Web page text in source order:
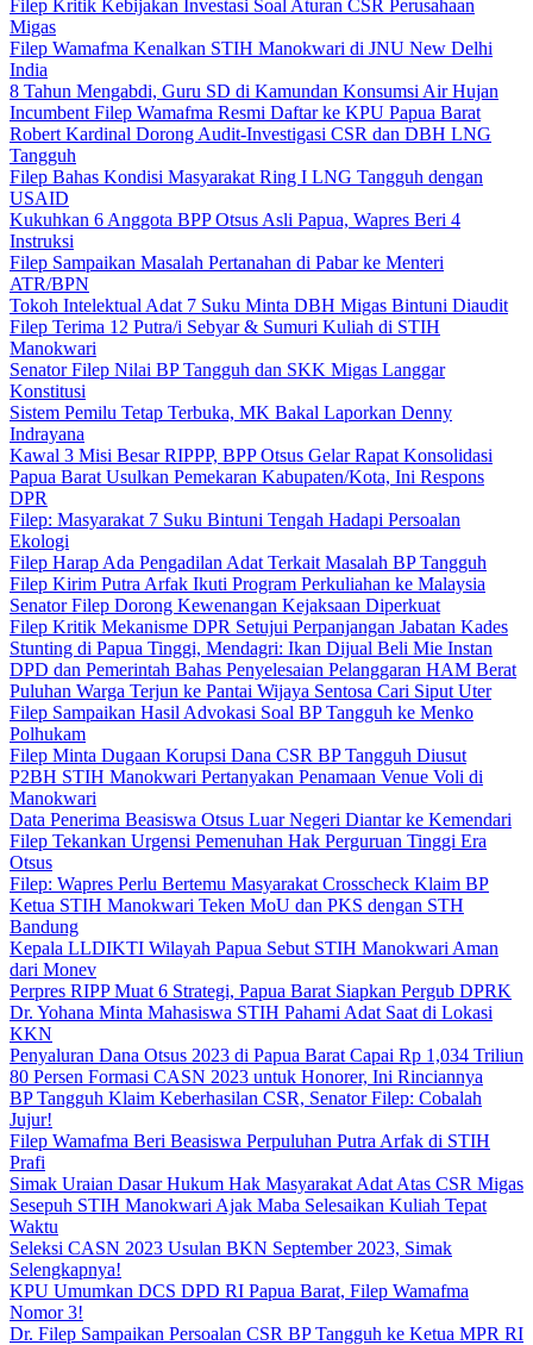
Filep Kritik Kebijakan Investasi Soal Aturan CSR Perusahaan
Migas
Filep Wamafma Kenalkan STIH Manokwari di JNU New Delhi
India
8 Tahun Mengabdi, Guru SD di Kamundan Konsumsi Air Hujan
Incumbent Filep Wamafma Resmi Daftar ke KPU Papua Barat
Robert Kardinal Dorong Audit-Investigasi CSR dan DBH LNG
Tangguh
Filep Bahas Kondisi Masyarakat Ring I LNG Tangguh dengan
USAID
Kukuhkan 6 Anggota BPP Otsus Asli Papua, Wapres Beri 4
Instruksi
Filep Sampaikan Masalah Pertanahan di Pabar ke Menteri
ATR/BPN
Tokoh Intelektual Adat 7 Suku Minta DBH Migas Bintuni Diaudit
Filep Terima 12 Putra/i Sebyar & Sumuri Kuliah di STIH
Manokwari
Senator Filep Nilai BP Tangguh dan SKK Migas Langgar
Konstitusi
Sistem Pemilu Tetap Terbuka, MK Bakal Laporkan Denny
Indrayana
Kawal 3 Misi Besar RIPPP, BPP Otsus Gelar Rapat Konsolidasi
Papua Barat Usulkan Pemekaran Kabupaten/Kota, Ini Respons
DPR
Filep: Masyarakat 7 Suku Bintuni Tengah Hadapi Persoalan
Ekologi
Filep Harap Ada Pengadilan Adat Terkait Masalah BP Tangguh
Filep Kirim Putra Arfak Ikuti Program Perkuliahan ke Malaysia
Senator Filep Dorong Kewenangan Kejaksaan Diperkuat
Filep Kritik Mekanisme DPR Setujui Perpanjangan Jabatan Kades
Stunting di Papua Tinggi, Mendagri: Ikan Dijual Beli Mie Instan
DPD dan Pemerintah Bahas Penyelesaian Pelanggaran HAM Berat
Puluhan Warga Terjun ke Pantai Wijaya Sentosa Cari Siput Uter
Filep Sampaikan Hasil Advokasi Soal BP Tangguh ke Menko
Polhukam
Filep Minta Dugaan Korupsi Dana CSR BP Tangguh Diusut
P2BH STIH Manokwari Pertanyakan Penamaan Venue Voli di
Manokwari
Data Penerima Beasiswa Otsus Luar Negeri Diantar ke Kemendari
Filep Tekankan Urgensi Pemenuhan Hak Perguruan Tinggi Era
Otsus
Filep: Wapres Perlu Bertemu Masyarakat Crosscheck Klaim BP
Ketua STIH Manokwari Teken MoU dan PKS dengan STH
Bandung
Kepala LLDIKTI Wilayah Papua Sebut STIH Manokwari Aman
dari Monev
Perpres RIPP Muat 6 Strategi, Papua Barat Siapkan Pergub DPRK
Dr. Yohana Minta Mahasiswa STIH Pahami Adat Saat di Lokasi
KKN
Penyaluran Dana Otsus 2023 di Papua Barat Capai Rp 1,034 Triliun
80 Persen Formasi CASN 2023 untuk Honorer, Ini Rinciannya
BP Tangguh Klaim Keberhasilan CSR, Senator Filep: Cobalah
Jujur!
Filep Wamafma Beri Beasiswa Perpuluhan Putra Arfak di STIH
Prafi
Simak Uraian Dasar Hukum Hak Masyarakat Adat Atas CSR Migas
Sesepuh STIH Manokwari Ajak Maba Selesaikan Kuliah Tepat
Waktu
Seleksi CASN 2023 Usulan BKN September 2023, Simak
Selengkapnya!
KPU Umumkan DCS DPD RI Papua Barat, Filep Wamafma
Nomor 3!
Dr. Filep Sampaikan Persoalan CSR BP Tangguh ke Ketua MPR RI